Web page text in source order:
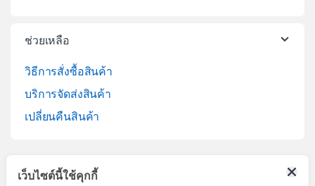
ช่วยเหลือ
วิธีการสั่งซื้อสินค้า
บริการจัดส่งสินค้า
เปลี่ยนคืนสินค้า
เว็บไซต์นี้ใช้คุกกี้